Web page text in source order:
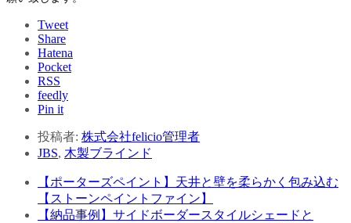
Tweet
Share
Hatena
Pocket
RSS
feedly
Pin it
投稿者: 株式会社felicio管理者
JBS, 木製ブラインド
【ポーターズペイント】天井と壁を柔らかく包み込む
【ストーンペイントファイン】
【納品事例】サイドボーダースタイルシェードと